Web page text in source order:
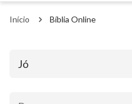
Início Bíblia Online
Jó
Gênesis
Deuteronômio